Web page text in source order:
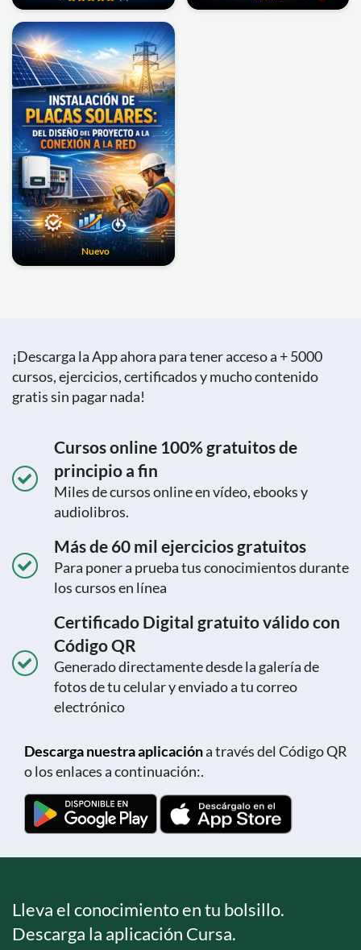
Nuevo
¡Descarga la App ahora para tener acceso a + 5000
cursos, ejercicios, certificados y mucho contenido
gratis sin pagar nada!
Cursos online 100% gratuitos de
principio a fin
Miles de cursos online en vídeo, ebooks y
audiolibros.
Más de 60 mil ejercicios gratuitos
Para poner a prueba tus conocimientos durante
los cursos en línea
Certificado Digital gratuito válido con
Código QR
Generado directamente desde la galería de
fotos de tu celular y enviado a tu correo
electrónico
Descarga nuestra aplicacióna través del Código QR
o los enlaces a continuación:.
Lleva el conocimiento en tu bolsillo.
Descarga la aplicación Cursa.